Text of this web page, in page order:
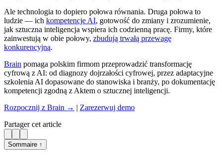
Ale technologia to dopiero połowa równania. Druga połowa to
ludzie — ich kompetencje AI, gotowość do zmiany i zrozumienie,
jak sztuczna inteligencja wspiera ich codzienną pracę. Firmy, które
zainwestują w obie połowy, zbudują trwałą przewagę
konkurencyjną.
Brain pomaga polskim firmom przeprowadzić transformację
cyfrową z AI: od diagnozy dojrzałości cyfrowej, przez adaptacyjne
szkolenia AI dopasowane do stanowiska i branży, po dokumentację
kompetencji zgodną z Aktem o sztucznej inteligencji.
Rozpocznij z Brain → | Zarezerwuj demo
Partager cet article
Sommaire ↑